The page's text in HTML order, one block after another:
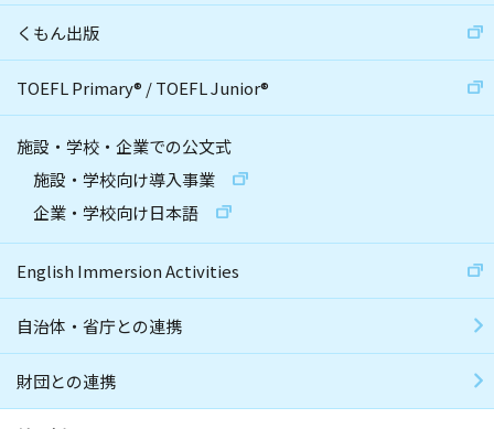
くもん出版
TOEFL Primary® /TOEFL Junior®
施設・学校・企業での公文式
施設・学校向け導入事業
企業・学校向け日本語
English Immersion Activities
自治体・省庁との連携
財団との連携